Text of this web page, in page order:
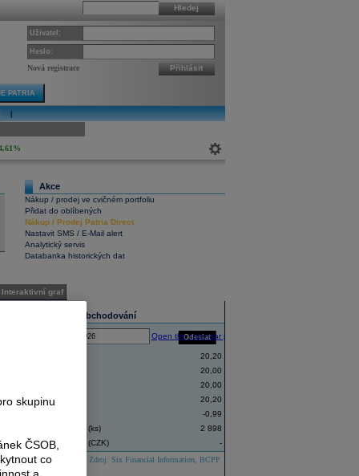
Hledej
Uživatel:
Heslo:
Nová registrace Přihlásit
PATRIA
Akce
Nákup / prodej ve cvičném portfoliu
Přidat do oblíbených
Nákup/ Prodej Patria Direct
Nastavit SMS / E-Mail alert
Analytický servis
Databanka historických dat
Interaktivní graf
Statistika obchodování
Open the calendar popup.
Odeslat
20,20
20,00
20,00
Denní maximum
20,20
-0,99
Objem obchodů (ks)
2 898
Objem obchodů (CZK)
-
Zdroj: Six Financial Information, BCPP
skupinu
ČSOB,
co
a